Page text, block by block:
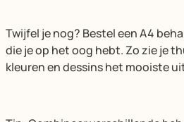
Twijfel je nog? Bestel een A4
die je op het oog hebt. Zo zie je
kleuren en dessins het mooiste